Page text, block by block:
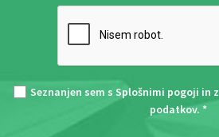
Seznanjen sem s Splošnimi pogoji in z
podatkov. *